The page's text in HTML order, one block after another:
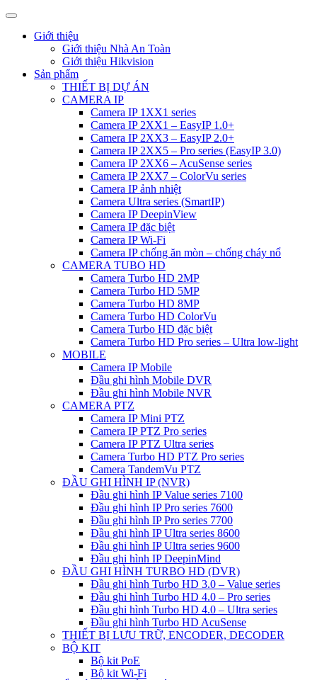
Giới thiệu
Giới thiệu Nhà An Toàn
Giới thiệu Hikvision
Sản phẩm
THIẾT BỊ DỰ ÁN
CAMERA IP
Camera IP 1XX1 series
Camera IP 2XX1 – EasyIP 1.0+
Camera IP 2XX3 – EasyIP 2.0+
Camera IP 2XX5 – Pro series (EasyIP 3.0)
Camera IP 2XX6 – AcuSense series
Camera IP 2XX7 – ColorVu series
Camera IP ảnh nhiệt
Camera Ultra series (SmartIP)
Camera IP DeepinView
Camera IP đặc biệt
Camera IP Wi-Fi
Camera IP chống ăn mòn – chống cháy nổ
CAMERA TUBO HD
Camera Turbo HD 2MP
Camera Turbo HD 5MP
Camera Turbo HD 8MP
Camera Turbo HD ColorVu
Camera Turbo HD đặc biệt
Camera Turbo HD Pro series – Ultra low-light
MOBILE
Camera IP Mobile
Đầu ghi hình Mobile DVR
Đầu ghi hình Mobile NVR
CAMERA PTZ
Camera IP Mini PTZ
Camera IP PTZ Pro series
Camera IP PTZ Ultra series
Camera Turbo HD PTZ Pro series
Camera TandemVu PTZ
ĐẦU GHI HÌNH IP (NVR)
Đầu ghi hình IP Value series 7100
Đầu ghi hình IP Pro series 7600
Đầu ghi hình IP Pro series 7700
Đầu ghi hình IP Ultra series 8600
Đầu ghi hình IP Ultra series 9600
Đầu ghi hình IP DeepinMind
ĐẦU GHI HÌNH TURBO HD (DVR)
Đầu ghi hình Turbo HD 3.0 – Value series
Đầu ghi hình Turbo HD 4.0 – Pro series
Đầu ghi hình Turbo HD 4.0 – Ultra series
Đầu ghi hình Turbo HD AcuSense
THIẾT BỊ LƯU TRỮ, ENCODER, DECODER
BỘ KIT
Bộ kit PoE
Bộ kit Wi-Fi